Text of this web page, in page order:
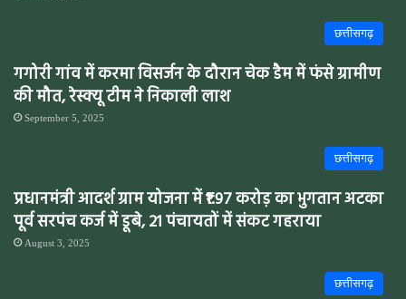
छत्तीसगढ़
गगोरी गांव में करमा विसर्जन के दौरान चेक डैम में फंसे ग्रामीण
की मौत, रेस्क्यू टीम ने निकाली लाश
September 5, 2025
छत्तीसगढ़
प्रधानमंत्री आदर्श ग्राम योजना में ₹1.97 करोड़ का भुगतान अटका
पूर्व सरपंच कर्ज में डूबे, 21 पंचायतों में संकट गहराया
August 3, 2025
छत्तीसगढ़